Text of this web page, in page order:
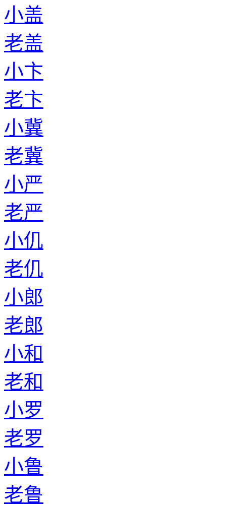
小盖
老盖
小卞
老卞
小冀
老冀
小严
老严
小仉
老仉
小郎
老郎
小和
老和
小罗
老罗
小鲁
老鲁